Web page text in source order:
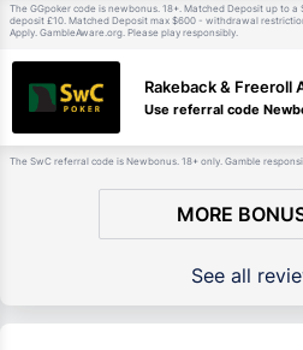
The GGpoker code is newbonus. 18+. Matched Deposit up to
deposit £10. Matched Deposit max $600 - withdrawal
Apply. GambleAware.org. Please play responsibly.
Rakeback & Freeroll
Use referral code
The SwC referral code is Newbonus. 18+ only. Gamble
MORE
See all